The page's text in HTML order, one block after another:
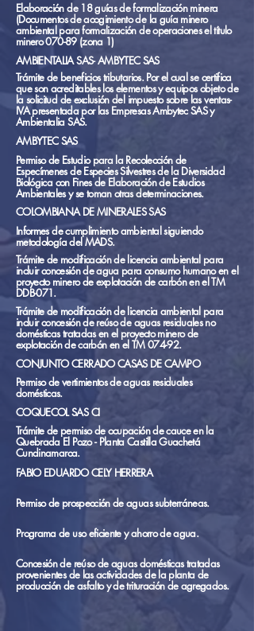
Elaboración de 18 guías de formalización minera
(Documentos de acogimiento de la guía minero
ambiental para formalización de operaciones el título
minero 070-89 (zona 1)
AMBIENTALIA SAS- AMBYTEC SAS
Trámite de beneficios tributarios. Por el cual se certifica
que son acreditables los elementos y equipos objeto de
la solicitud de exclusión del impuesto sobre las ventas-
IVA presentada por las Empresas Ambytec SAS y
Ambientalia SAS.
AMBYTEC SAS
Permiso de Estudio para la Recolección de
Especímenes de Especies Silvestres de la Diversidad
Biológica con Fines de Elaboración de Estudios
Ambientales y se toman otras determinaciones.
COLOMBIANA DE MINERALES SAS
Informes de cumplimiento ambiental siguiendo
metodología del MADS.
Trámite de modificación de licencia ambiental para
incluir concesión de agua para consumo humano en el
proyecto minero de explotación de carbón en el TM
DDB-071.
Trámite de modificación de licencia ambiental para
incluir concesión de reúso de aguas residuales no
domésticas tratadas en el proyecto minero de
explotación de carbón en el TM 074-92.
CONJUNTO CERRADO CASAS DE CAMPO
Permiso de vertimientos de aguas residuales
domésticas.
COQUECOL SAS CI
Trámite de permiso de ocupación de cauce en la
Quebrada El Pozo - Planta Castilla Guachetá
Cundinamarca.
FABIO EDUARDO CELY HERRERA
Permiso de prospección de aguas subterráneas.
Programa de uso eficiente y ahorro de agua.
Concesión de reúso de aguas domésticas tratadas
provenientes de las actividades de la planta de
producción de asfalto y de trituración de agregados.